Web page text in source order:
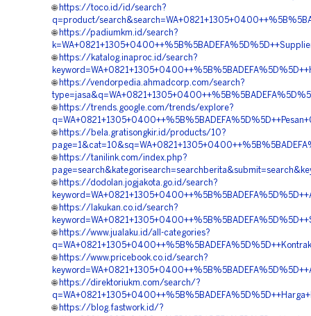
🌐 https://toco.id/id/search?
q=product/
🌐 https://padiumkm.id/search?
🌐 https://katalog.inaproc.id/search?
🌐 https://vendorpedia.ahmadcorp.com/search?
🌐 https://trends.google.com/trends/explore?
🌐 https://bela.gratisongkir.id/products/10?
🌐 https://tanilink.com/index.php?
🌐 https://dodolan.jogjakota.go.id/search?
🌐 https://lakukan.co.id/search?
🌐 https://www.jualaku.id/all-categories?
🌐 https://www.pricebook.co.id/search?
🌐 https://direktoriukm.com/search/?
🌐 https://blog.fastwork.id/?